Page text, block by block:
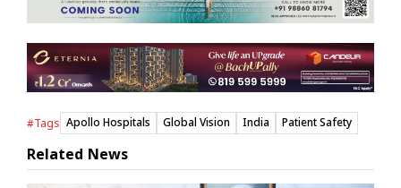
#Tags Apollo Hospitals Global Vision India Patient Safety
Related News